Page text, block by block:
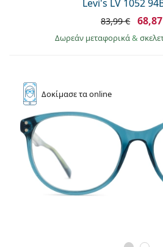
Levi's LV 1052
83,99 €
Δωρεάν μεταφορικά&
Δοκίμασετα online